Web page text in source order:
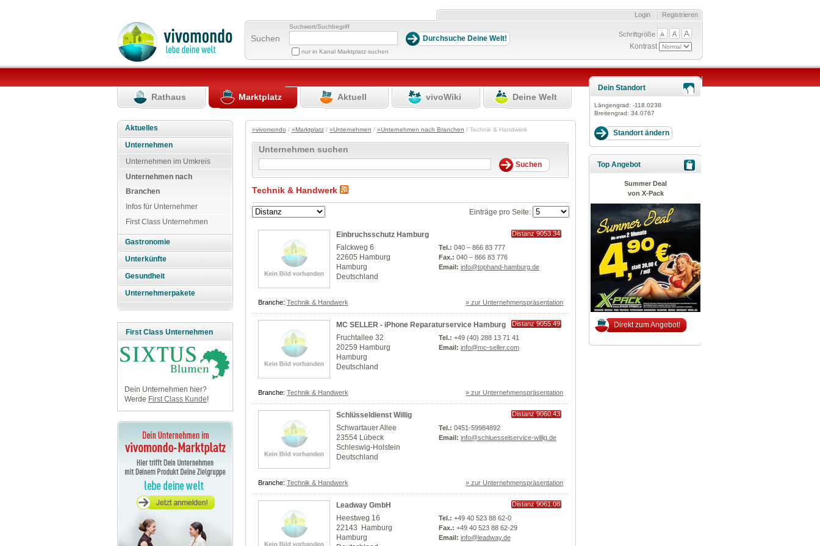
Registrieren
Login
Suchen
Suchwort/Suchbegriff
nur in Kanal Marktplatz suchen
Schriftgröße
Kontrast
Rathaus Marktplatz Aktuell vivoWiki Deine Welt
Aktuelles
Unternehmen
Unternehmen im Umkreis
Unternehmen nach
Branchen
Infos für Unternehmer
First Class Unternehmen
Gastronomie
Unterkünfte
Gesundheit
Unternehmerpakete
First Class Unternehmen
Dein Unternehmen hier?
Werde First Class Kunde!
»vivomondo / »Marktplatz/ »Unternehmen / »Unternehmen nach Branchen / Technik & Handwerk
Unternehmen suchen
Technik & Handwerk
Einträge pro Seite:
Einbruchsschutz Hamburg
Distanz 9053.34
Falckweg 6
22605 Hamburg
Hamburg
Deutschland
Tel.: 040 – 866 83 777
Fax.: 040 – 866 83 776
Email: info@tophand-hamburg.de
Branche: Technik & Handwerk » zur Unternehmenspräsentation
MC SELLER - iPhone Reparaturservice Hamburg
Distanz 9055.49
Fruchtallee 32
20259 Hamburg
Hamburg
Deutschland
Tel.: +49 (40) 288 13 71 41
Email: info@mc-seller.com
Branche: Technik & Handwerk » zur Unternehmenspräsentation
Schlüsseldienst Willig
Distanz 9060.43
Schwartauer Allee
23554 Lübeck
Schleswig-Holstein
Deutschland
Tel.: 0451-59984892
Email: info@schluesselservice-willig.de
Branche: Technik & Handwerk » zur Unternehmenspräsentation
Leadway GmbH
Distanz 9061.08
Heestweg 16
22143 Hamburg
Hamburg
Tel.: +49 40 523 88 62-0
Fax.: +49 40 523 88 62-29
Email: info@leadway.de
Dein Standort
Längengrad: -118.0238
Breitengrad: 34.0767
Top Angebot
Summer Deal
von X-Pack
Direkt zum Angebot!